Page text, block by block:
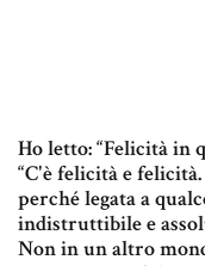
Ho letto: “Felicità in
“C'è felicità e
perché legata a
indistruttibile e
Non in un altro